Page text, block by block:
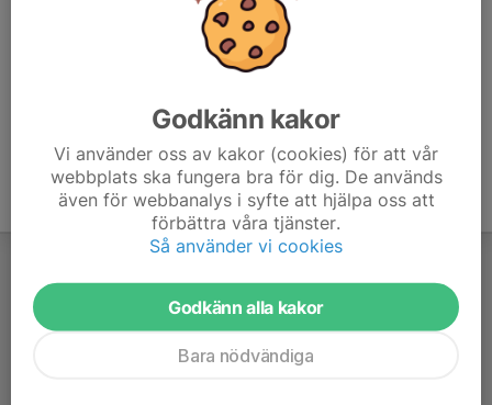
Godkänn kakor
Vi använder oss av kakor (cookies) för att vår
webbplats ska fungera bra för dig. De används
även för webbanalys i syfte att hjälpa oss att
förbättra våra tjänster.
Så använder vi cookies
Godkänn alla kakor
Bara nödvändiga